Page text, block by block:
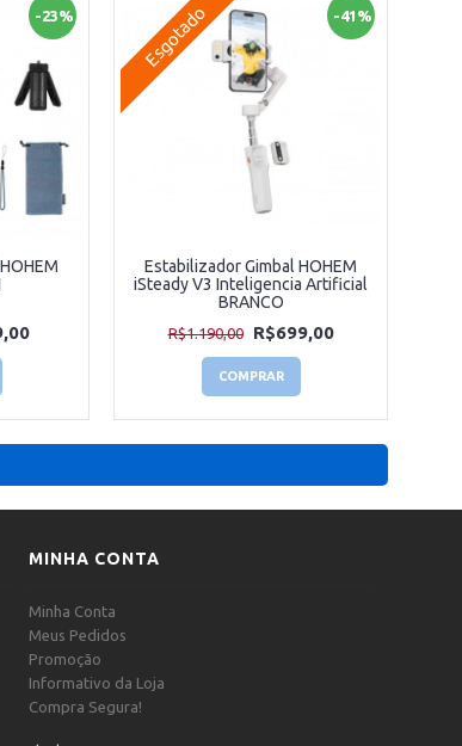
-23% -41%
Esgotado
Estabilizador Gimbal HOHEM
iSteady V3 Inteligencia Artificial
BRANCO
R$1.190,00 R$699,00
COMPRAR
MINHA CONTA
Minha Conta
Meus Pedidos
Promoção
Informativo da Loja
Compra Segura!